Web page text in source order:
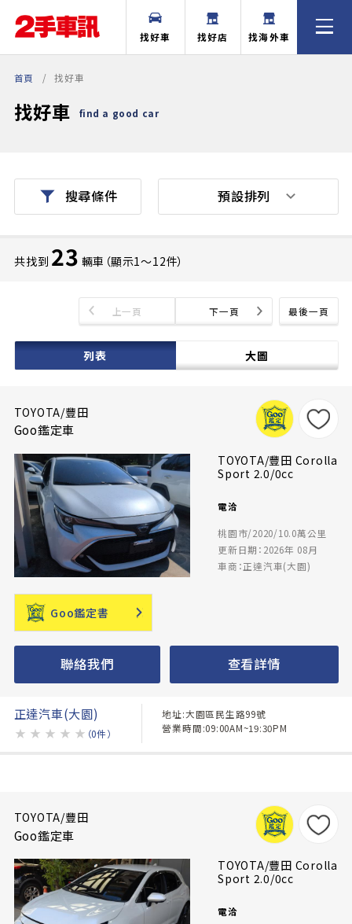
找好車 找好店 找海外車
首頁 找好車
找好車 find a good car
搜尋條件
共找到 23 輛車（顯示1〜12件）
最後一頁
上一頁 下一頁
列表 大圖
預設排列
TOYOTA/豐田
Goo鑑定車
TOYOTA/豐田 Corolla
Sport 2.0/0cc
電洽
桃園市/2020/10.0萬公里
更新日期：2026年 08月
車商：正達汽車(大園)
Goo鑑定書
聯絡我們 查看詳情
正達汽車(大園)
★ ★ ★ ★ ★ （0件）
地址:大園區民生路99號
營業時間:09:00AM~19:30PM
TOYOTA/豐田
Goo鑑定車
TOYOTA/豐田 Corolla
Sport 2.0/0cc
電洽